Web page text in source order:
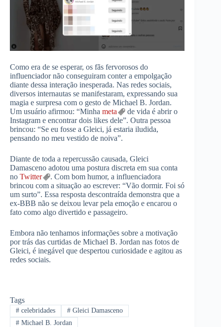
Como era de se esperar, os fãs fervorosos do
influenciador não conseguiram conter a empolgação
diante dessa interação inesperada. Nas redes sociais,
diversos internautas se manifestaram, expressando sua
magia e surpresa com o gesto de Michael B. Jordan.
Um usuário afirmou: “Minha meta
de vida é abrir o
Instagram e encontrar dois likes dele”. Outra pessoa
brincou: “Se eu fosse a Gleici, já estaria iludida,
pensando no meu vestido de noiva”.
Diante de toda a repercussão causada, Gleici
Damasceno adotou uma postura discreta em sua conta
no Twitter
. Com bom humor, a influenciadora
brincou com a situação ao escrever: “Vão dormir. Foi só
um surto”. Essa resposta descontraída demonstra que a
ex-BBB não se deixou levar pela emoção e encarou o
fato como algo divertido e passageiro.
Embora não tenhamos informações sobre a motivação
por trás das curtidas de Michael B. Jordan nas fotos de
Gleici, é inegável que despertou curiosidade e agitou as
redes sociais.
Tags
#celebridades #Gleici Damasceno
#Michael B. Jordan